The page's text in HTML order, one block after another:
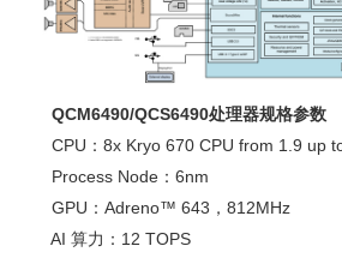
QCM6490/QCS6490处理器规格参数
CPU：8x Kryo 670 CPU from 1.9 up
Process Node：6nm
GPU：Adreno™ 643，812MHz
AI 算力：12 TOPS